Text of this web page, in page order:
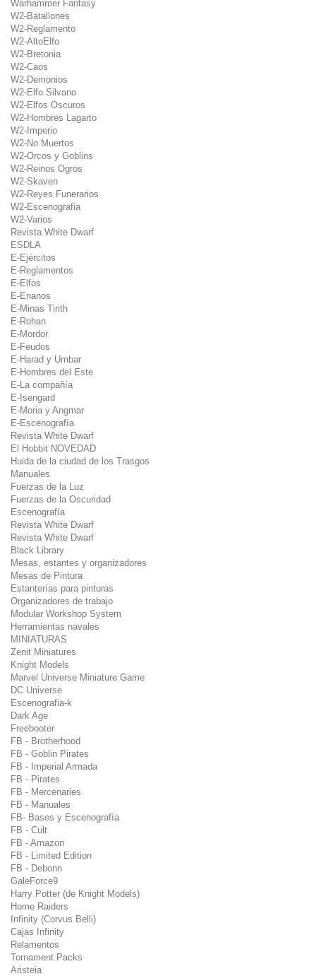
Warhammer Fantasy
W2-Batallones
W2-Reglamento
W2-AltoElfo
W2-Bretonia
W2-Caos
W2-Demonios
W2-Elfo Silvano
W2-Elfos Oscuros
W2-Hombres Lagarto
W2-Imperio
W2-No Muertos
W2-Orcos y Goblins
W2-Reinos Ogros
W2-Skaven
W2-Reyes Funerarios
W2-Escenografia
W2-Varios
Revista White Dwarf
ESDLA
E-Ejércitos
E-Reglamentos
E-Elfos
E-Enanos
E-Minas Tirith
E-Rohan
E-Mordor
E-Feudos
E-Harad y Umbar
E-Hombres del Este
E-La compañía
E-Isengard
E-Moria y Angmar
E-Escenografía
Revista White Dwarf
El Hobbit NOVEDAD
Huida de la ciudad de los Trasgos
Manuales
Fuerzas de la Luz
Fuerzas de la Oscuridad
Escenografía
Revista White Dwarf
Revista White Dwarf
Black Library
Mesas, estantes y organizadores
Mesas de Pintura
Estanterías para pinturas
Organizadores de trabajo
Modular Workshop System
Herramientas navales
MINIATURAS
Zenit Miniatures
Knight Models
Marvel Universe Miniature Game
DC Universe
Escenografia-k
Dark Age
Freebooter
FB - Brotherhood
FB - Goblin Pirates
FB - Imperial Armada
FB - Pirates
FB - Mercenaries
FB - Manuales
FB- Bases y Escenografía
FB - Cult
FB - Amazon
FB - Limited Edition
FB - Debonn
GaleForce9
Harry Potter (de Knight Models)
Home Raiders
Infinity (Corvus Belli)
Cajas Infinity
Relamentos
Tornament Packs
Aristeia